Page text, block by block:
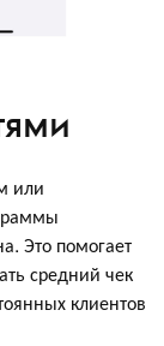
или
Это помогает
средний чек
клиентов